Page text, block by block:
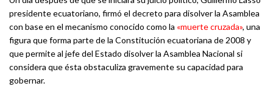
presidente ecuatoriano, firmó el decreto para disolver la Asamblea
con base en el mecanismo conocido como la «muerte cruzada», una
figura que forma parte de la Constitución ecuatoriana de 2008 y
que permite al jefe del Estado disolver la Asamblea Nacional si
considera que ésta obstaculiza gravemente su capacidad para
gobernar.